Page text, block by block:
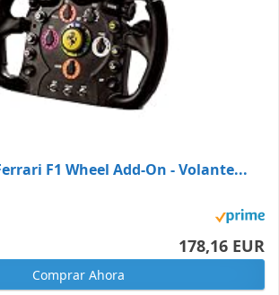
F1 Wheel Add-On - Volante...
178,16 EUR
Comprar Ahora